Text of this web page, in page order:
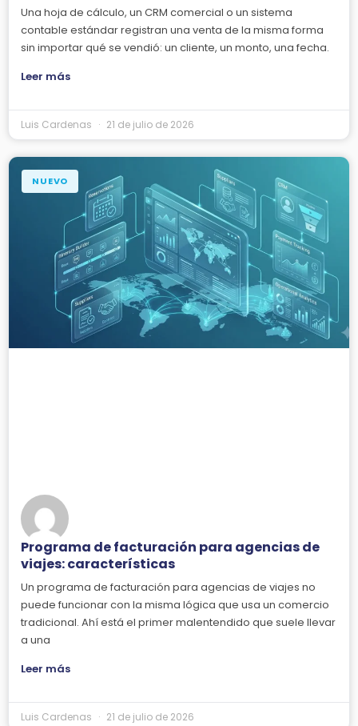
Una hoja de cálculo, un CRM comercial o un sistema
contable estándar registran una venta de la misma forma
sin importar qué se vendió: un cliente, un monto, una fecha.
Leer más
Luis Cardenas 21 de julio de 2026
NUEVO
Programa de facturación para agencias de
viajes: características
Un programa de facturación para agencias de viajes no
puede funcionar con la misma lógica que usa un comercio
tradicional. Ahí está el primer malentendido que suele llevar
a una
Leer más
Luis Cardenas 21 de julio de 2026